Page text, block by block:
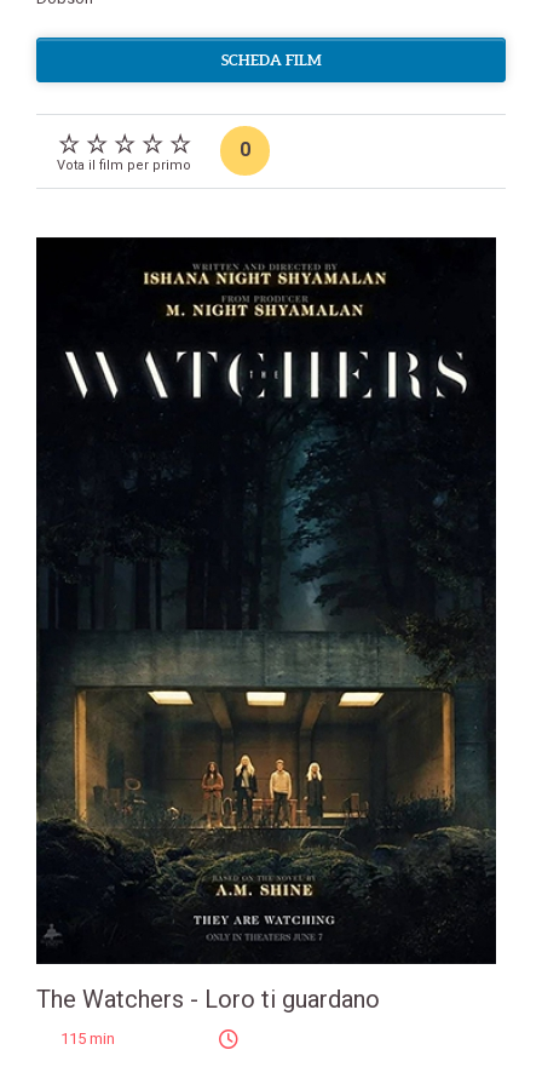
SCHEDA FILM
Vota il film per primo
0
The Watchers - Loro ti guardano
115 min